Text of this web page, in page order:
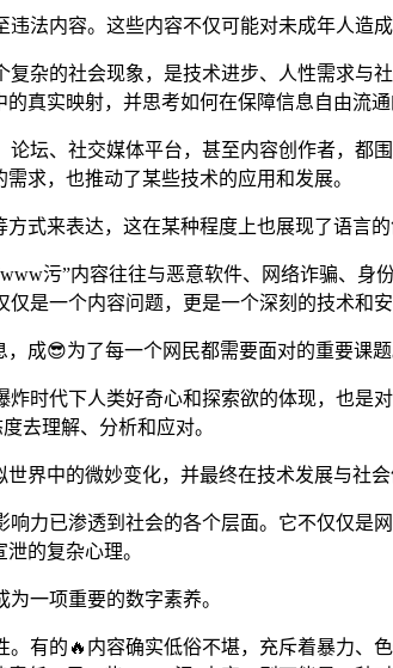
法内容。这些内容不仅可能对未成年人造
杂的社会现象，是技术进步、人性需求与
真实映射，并思考如何在保障信息自由流
坛、社交媒体平台，甚至内容创作者，都
求，也推动了某些技术的应用和发展。
式来表达，这在某种程度上也展现了语言的
污”内容往往与恶意软件、网络诈骗、
是一个内容问题，更是一个深刻的技术和安
成😎为了每一个网民都需要面对的重要课题
时代下人类好奇心和探索欲的体现，也
去理解、分析和应对。
界中的微妙变化，并最终在技术发展与社会
力已渗透到社会的各个层面。它不仅仅是
的复杂心理。
一项重要的数字素养。
有的🔥内容确实低俗不堪，充斥着暴力、